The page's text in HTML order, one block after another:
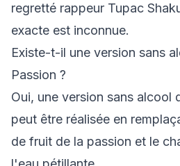
regretté rappeur Tupac
exacte est inconnue.
Existe-t-il une version sans
Passion ?
Oui, une version sans alcool
peut être réalisée en
de fruit de la passion et le